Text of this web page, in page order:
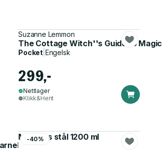
Suzanne Lemmon
The Cottage Witch''s Guide to Magic
Pocket Engelsk
299,-
Nettlager
Klikk&Hent
-40%
Matboks stål 1200 ml